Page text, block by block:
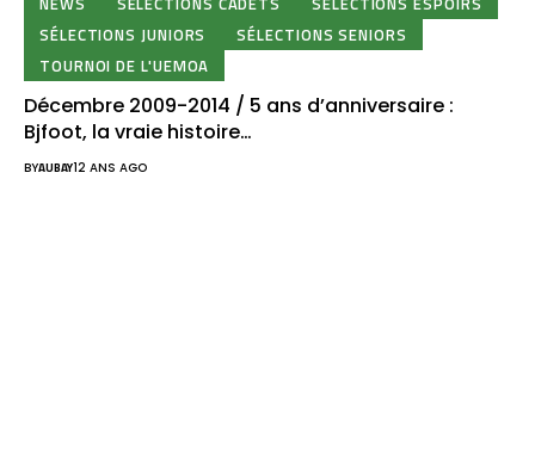
SÉLECTIONS JUNIORS
SÉLECTIONS SENIORS
TOURNOI DE L'UEMOA
Décembre 2009-2014 / 5 ans d’anniversaire :
Bjfoot, la vraie histoire…
BYAUBAY12 ANS AGO